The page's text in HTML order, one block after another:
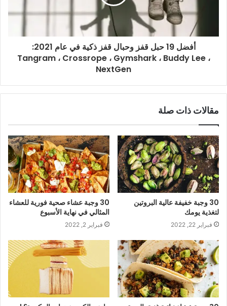
أفضل 19 حبل قفز وحبال قفز ذكية في عام 2021:
Tangram ، Crossrope ، Gymshark ، Buddy Lee ،
NextGen
مقالات ذات صلة
30 وجبة خفيفة عالية البروتين
لتغذية يومك
فبراير 22, 2022
30 وجبة عشاء صحية فورية للعشاء
المثالي في نهاية الأسبوع
فبراير 2, 2022